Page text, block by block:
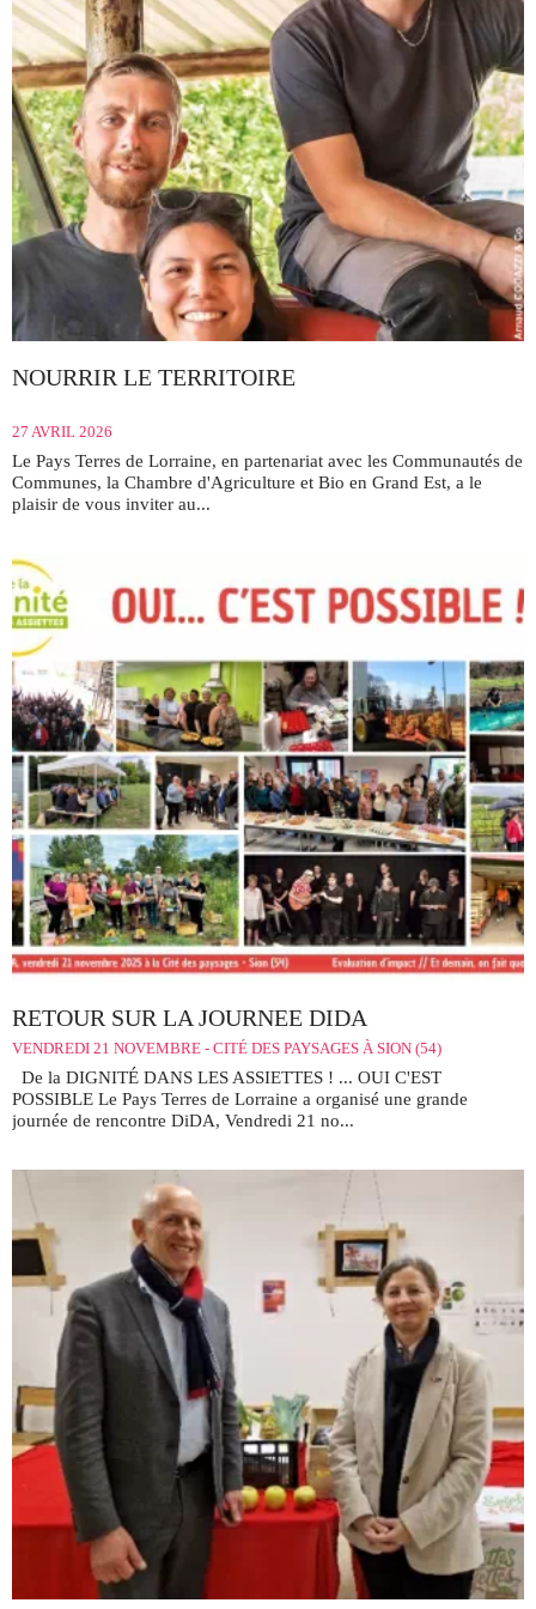
NOURRIR LE TERRITOIRE
27 AVRIL 2026
Le Pays Terres de Lorraine, en partenariat avec les Communautés de
Communes, la Chambre d'Agriculture et Bio en Grand Est, a le
plaisir de vous inviter au...
RETOUR SUR LA JOURNEE DIDA
VENDREDI 21 NOVEMBRE - CITÉ DES PAYSAGES À SION (54)
De la DIGNITÉ DANS LES ASSIETTES ! ... OUI C'EST
POSSIBLE Le Pays Terres de Lorraine a organisé une grande
journée de rencontre DiDA, Vendredi 21 no...